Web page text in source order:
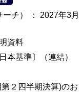
チ） ： 2027年3月
資料
本基準〕（連結）
２四半期決算)のお